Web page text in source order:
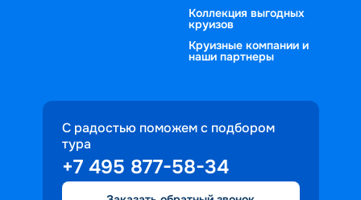
Коллекция выгодных
круизов
Круизные компании и
наши партнеры
С радостью поможем с подбором
тура
+7 495 877-58-34